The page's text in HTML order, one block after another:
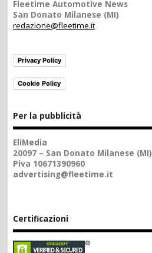
Fleetime Automotive News
San Donato Milanese (MI)
redazione@fleetime.it
Privacy Policy
Cookie Policy
Per la pubblicità
EliMedia
20097 – San Donato Milanese (MI)
Piva 10671390960
advertising@fleetime.it
Certificazioni